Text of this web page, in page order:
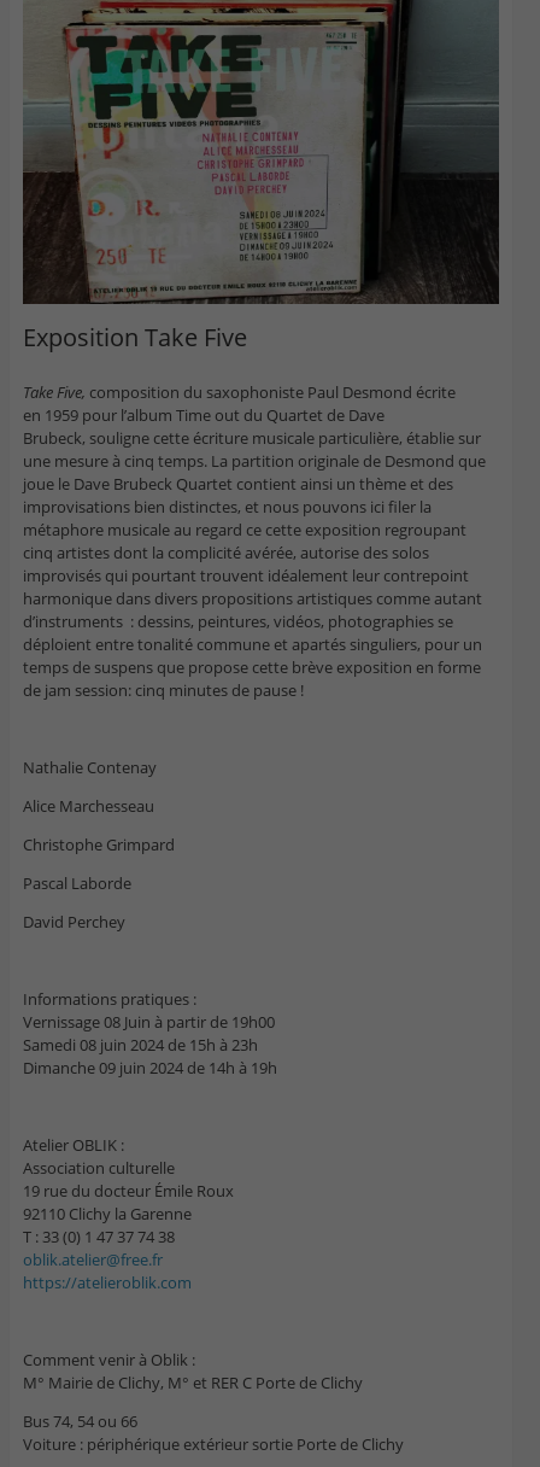
Exposition Take Five
Take Five, composition du saxophoniste Paul Desmond écrite
en 1959 pour l’album Time out du Quartet de Dave
Brubeck, souligne cette écriture musicale particulière, établie sur
une mesure à cinq temps. La partition originale de Desmond que
joue le Dave Brubeck Quartet contient ainsi un thème et des
improvisations bien distinctes, et nous pouvons ici filer la
métaphore musicale au regard ce cette exposition regroupant
cinq artistes dont la complicité avérée, autorise des solos
improvisés qui pourtant trouvent idéalement leur contrepoint
harmonique dans divers propositions artistiques comme autant
d’instruments : dessins, peintures, vidéos, photographies se
déploient entre tonalité commune et apartés singuliers, pour un
temps de suspens que propose cette brève exposition en forme
de jam session: cinq minutes de pause !
Nathalie Contenay
Alice Marchesseau
Christophe Grimpard
Pascal Laborde
David Perchey
Informations pratiques :
Vernissage 08 Juin à partir de 19h00
Samedi 08 juin 2024 de 15h à 23h
Dimanche 09 juin 2024 de 14h à 19h
Atelier OBLIK :
Association culturelle
19 rue du docteur Émile Roux
92110 Clichy la Garenne
T : 33 (0) 1 47 37 74 38
oblik.atelier@free.fr
https://atelieroblik.com
Comment venir à Oblik :
M° Mairie de Clichy, M° et RER C Porte de Clichy
Bus 74, 54 ou 66
Voiture : périphérique extérieur sortie Porte de Clichy